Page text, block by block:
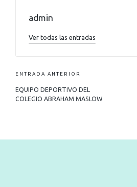
admin
Ver todas las entradas
ENTRADA ANTERIOR
EQUIPO DEPORTIVO DEL
COLEGIO ABRAHAM MASLOW